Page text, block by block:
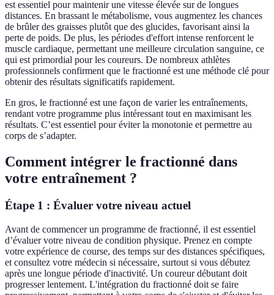
est essentiel pour maintenir une vitesse élevée sur de longues
distances. En brassant le métabolisme, vous augmentez les chances
de brûler des graisses plutôt que des glucides, favorisant ainsi la
perte de poids. De plus, les périodes d'effort intense renforcent le
muscle cardiaque, permettant une meilleure circulation sanguine, ce
qui est primordial pour les coureurs. De nombreux athlètes
professionnels confirment que le fractionné est une méthode clé pour
obtenir des résultats significatifs rapidement.
En gros, le fractionné est une façon de varier les entraînements,
rendant votre programme plus intéressant tout en maximisant les
résultats. C’est essentiel pour éviter la monotonie et permettre au
corps de s’adapter.
Comment intégrer le fractionné dans
votre entraînement ?
Étape 1 : Évaluer votre niveau actuel
Avant de commencer un programme de fractionné, il est essentiel
d’évaluer votre niveau de condition physique. Prenez en compte
votre expérience de course, des temps sur des distances spécifiques,
et consultez votre médecin si nécessaire, surtout si vous débutez
après une longue période d'inactivité. Un coureur débutant doit
progresser lentement. L'intégration du fractionné doit se faire